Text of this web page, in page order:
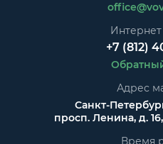
Интернет
+7 (812)
Адрес
Санкт-
просп. Ленина, д.
Время